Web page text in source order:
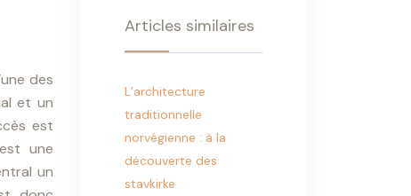
des
et un
est
une
un
Articles similaires
L’architecture
traditionnelle
norvégienne : à la
découverte des
stavkirke